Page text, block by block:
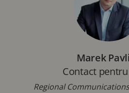
Marek
Contact
Regional